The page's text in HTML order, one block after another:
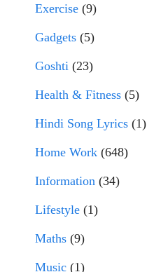
Exercise (9)
Gadgets (5)
Goshti (23)
Health & Fitness (5)
Hindi Song Lyrics (1)
Home Work (648)
Information (34)
Lifestyle (1)
Maths (9)
Music (1)